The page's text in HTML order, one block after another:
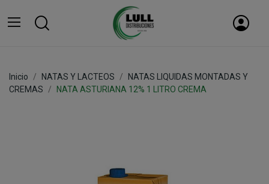
Inicio NATAS Y LACTEOS
NATAS LIQUIDAS MONTADAS Y
CREMAS
NATA ASTURIANA 12% 1 LITRO CREMA